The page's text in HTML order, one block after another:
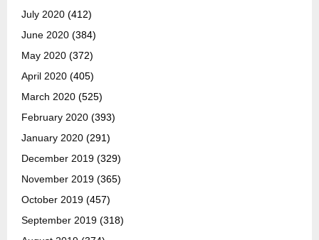
July 2020 (412)
June 2020 (384)
May 2020 (372)
April 2020 (405)
March 2020 (525)
February 2020 (393)
January 2020 (291)
December 2019 (329)
November 2019 (365)
October 2019 (457)
September 2019 (318)